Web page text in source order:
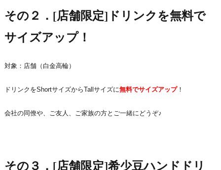
その２．[店舗限定]ドリンクを無料で
サイズアップ！
対象：店舗（白金高輪）
ドリンクをShortサイズからTallサイズに無料でサイズアップ！
会社の同僚や、ご友人、ご家族の方とご一緒にどうぞ♪
その３．[店舗限定]希少豆ハンドドリ